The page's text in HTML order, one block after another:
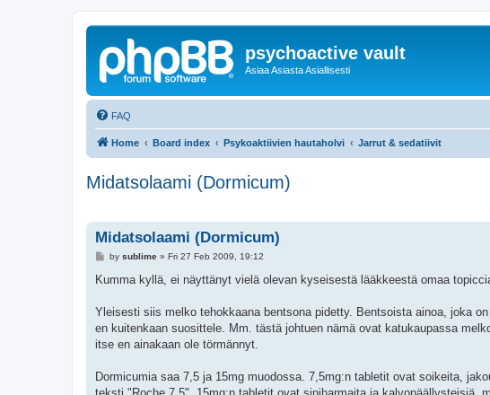
psychoactive vault
Asiaa Asiasta Asiallisesti
FAQ
Home Board index Psykoaktiivien hautaholvi Jarrut & sedatiivit
Midatsolaami (Dormicum)
Midatsolaami (Dormicum)
P
s
by sublime» Fri 27 Feb 2009, 19:12
Kumma kyllä, ei näyttänyt vielä olevan kyseisestä lääkkeestä omaa
Yleisesti siis melko tehokkaana bentsona pidetty. Bentsoista ainoa, joka
en kuitenkaan suosittele. Mm. tästä johtuen nämä ovat katukaupassa
itse en ainakaan ole törmännyt.
Dormicumia saa 7,5 ja 15mg muodossa. 7,5mg:n tabletit ovat soikeita,